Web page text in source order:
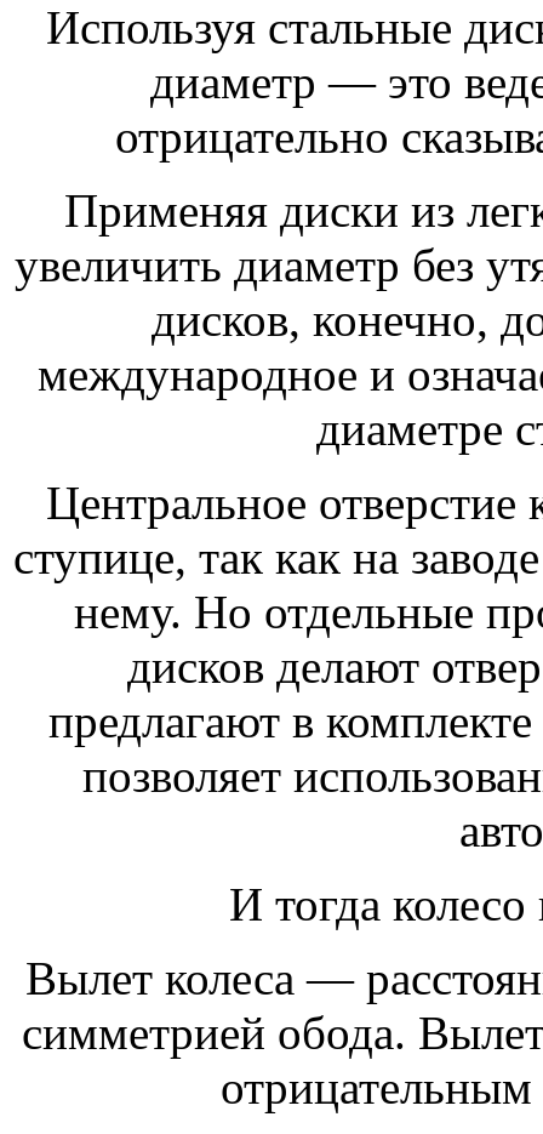
Используя стальные
диаметр — это
отрицательно
Применяя диски из
увеличить диаметр без
дисков, конечно,
международное и
диаметре
Центральное отверстие
ступице, так как на
нему. Но отдельные
дисков делают
предлагают в
позволяет
И тогда
Вылет колеса —
симметрией обода.